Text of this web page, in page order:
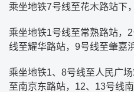
乘坐地铁7号线至花木路站下
乘坐地铁1号线至常熟路站，
线至耀华路站，9号线至肇嘉
乘坐地铁1、8号线至人民广
至南京东路站，12、13号线